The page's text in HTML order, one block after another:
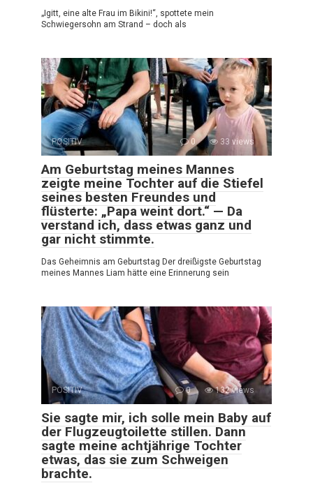
„Igitt, eine alte Frau im Bikini!“, spottete mein
Schwiegersohn am Strand – doch als
POSITIV 0 33 views
Am Geburtstag meines Mannes
zeigte meine Tochter auf die Stiefel
seines besten Freundes und
flüsterte: „Papa weint dort.“ — Da
verstand ich, dass etwas ganz und
gar nicht stimmte.
Das Geheimnis am Geburtstag Der dreißigste Geburtstag
meines Mannes Liam hätte eine Erinnerung sein
POSITIV 0 132 views
Sie sagte mir, ich solle mein Baby auf
der Flugzeugtoilette stillen. Dann
sagte meine achtjährige Tochter
etwas, das sie zum Schweigen
brachte.